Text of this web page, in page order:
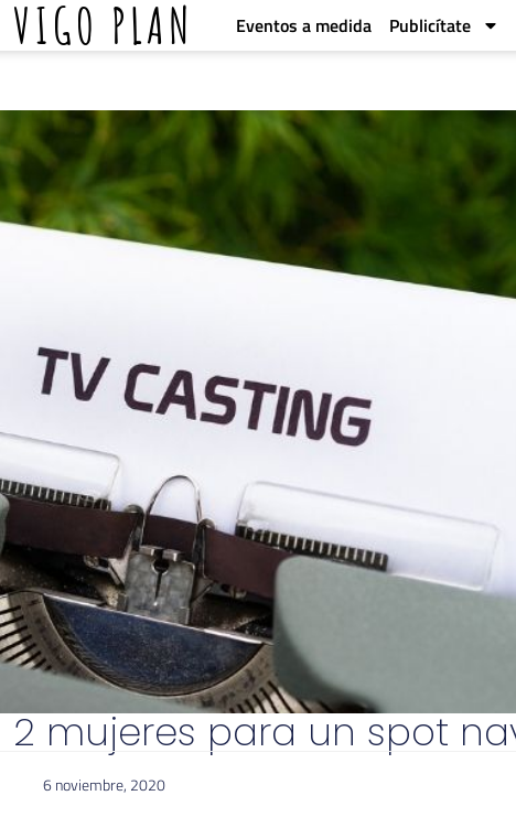
VIGO PLAN Eventos a medida Publicítate
mujeres para un spot
6 noviembre, 2020